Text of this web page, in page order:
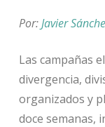
Por:Javier
Las campañas
divergencia,
organizados y
doce semanas,